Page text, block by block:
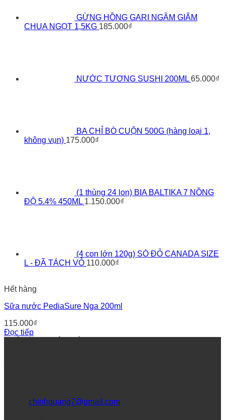
GỪNG HỒNG GARI NGÂM GIẤM
CHUA NGỌT 1,5KG 185.000₫
NƯỚC TƯƠNG SUSHI 200ML 65.000₫
BA CHỈ BÒ CUỘN 500G (hàng loại 1,
không vụn) 175.000₫
(1 thùng 24 lon) BIA BALTIKA 7 NỒNG
ĐỘ 5.4% 450ML 1.150.000₫
(4 con lớn 120g) SÒ ĐỎ CANADA SIZE
L - ĐÃ TÁCH VỎ 110.000₫
Hết hàng
Sữa nước PediaSure Nga 200ml
115.000₫
Đọc tiếp
chinhquang7@gmail.com